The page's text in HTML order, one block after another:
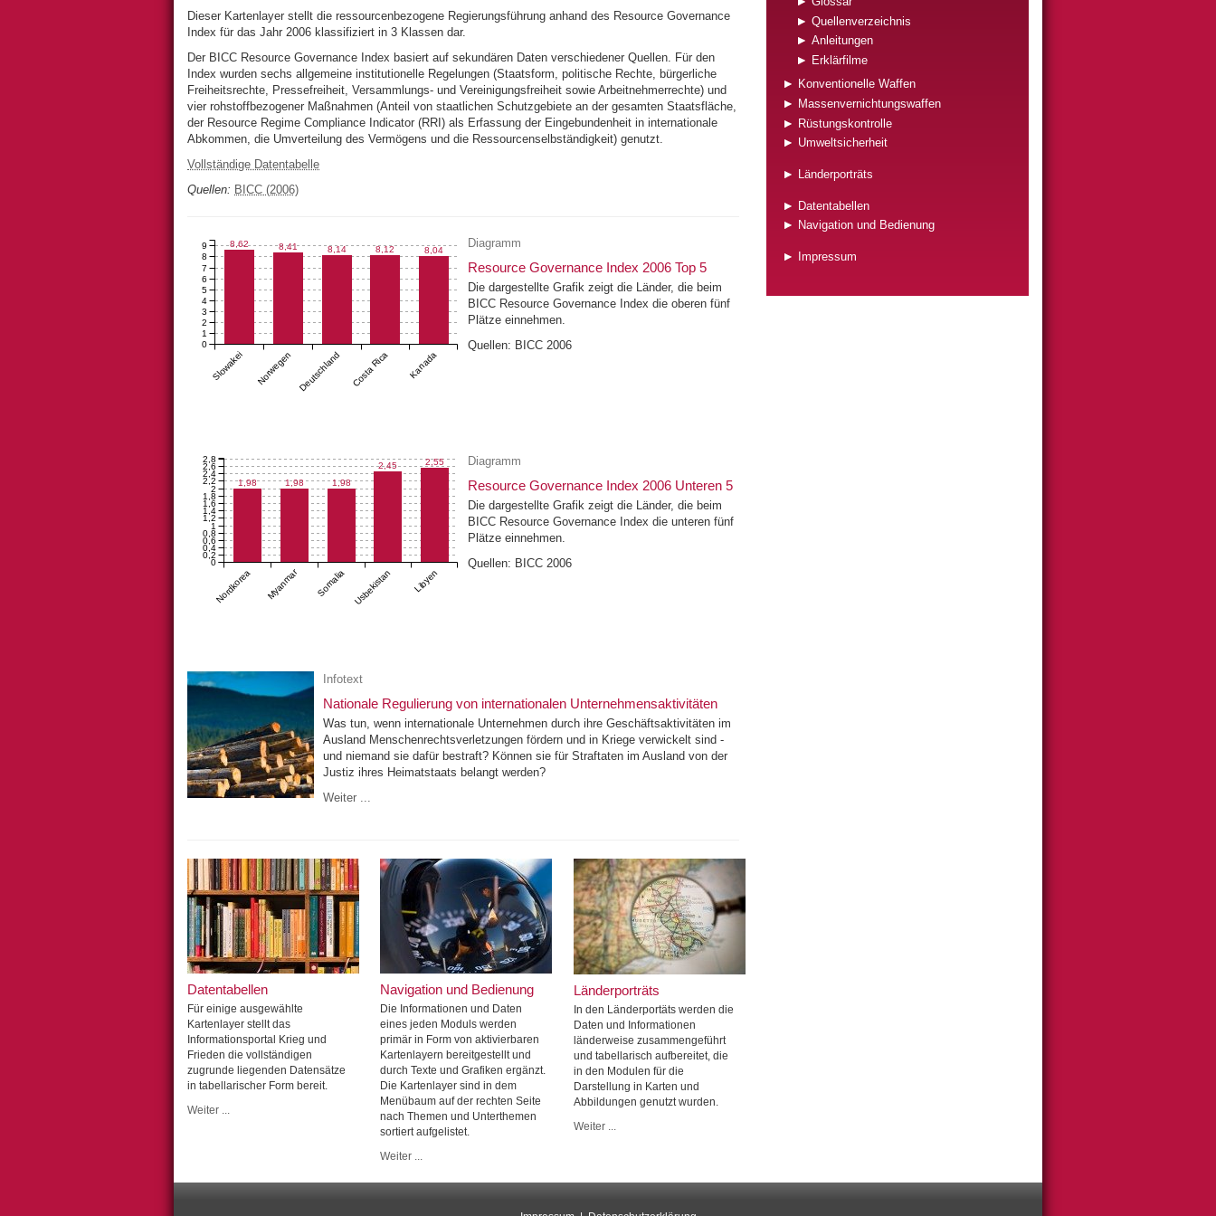
Quellenverzeichnis
Anleitungen
Erklärfilme
Konventionelle Waffen
Massenvernichtungswaffen
Rüstungskontrolle
Umweltsicherheit
Länderporträts
Datentabellen
Navigation und Bedienung
Impressum
Dieser Kartenlayer stellt die ressourcenbezogene Regierungsführung anhand des Resource Governance
Index für das Jahr 2006 klassifiziert in 3 Klassen dar.
Der BICC Resource Governance Index basiert auf sekundären Daten verschiedener Quellen. Für den
Index wurden sechs allgemeine institutionelle Regelungen (Staatsform, politische Rechte, bürgerliche
Freiheitsrechte, Pressefreiheit, Versammlungs- und Vereinigungsfreiheit sowie Arbeitnehmerrechte) und
vier rohstoffbezogener Maßnahmen (Anteil von staatlichen Schutzgebiete an der gesamten Staatsfläche,
der Resource Regime Compliance Indicator (RRI) als Erfassung der Eingebundenheit in internationale
Abkommen, die Umverteilung des Vermögens und die Ressourcenselbständigkeit) genutzt.
Vollständige Datentabelle
Quellen
BICC (2006)
8,62 8,41 8,14 8,12 8,04
Slowakei Norwegen Deutschland Costa Rica Kanada
0
1
2
3
4
5
6
7
8
9 Diagramm
Resource Governance Index 2006 Top 5
Die dargestellte Grafik zeigt die Länder, die beim
BICC Resource Governance Index die oberen fünf
Plätze einnehmen.
Quellen: BICC 2006
1,98 1,98 1,98
2,45 2,55
Nordkorea Myanmar Somalia Usbekistan Libyen
0
0,2
0,4
0,6
0,8
1
1,2
1,4
1,6
1,8
2
2,2
2,4
2,6
2,8 Diagramm
Resource Governance Index 2006 Unteren 5
Die dargestellte Grafik zeigt die Länder, die beim
BICC Resource Governance Index die unteren fünf
Plätze einnehmen.
Quellen: BICC 2006
Infotext
Nationale Regulierung von internationalen Unternehmensaktivitäten
Was tun, wenn internationale Unternehmen durch ihre Geschäftsaktivitäten im
Ausland Menschenrechtsverletzungen fördern und in Kriege verwickelt sind -
und niemand sie dafür bestraft? Können sie für Straftaten im Ausland von der
Justiz ihres Heimatstaats belangt werden?
Weiter ...
Datentabellen
Für einige ausgewählte
Kartenlayer stellt das
Informationsportal Krieg und
Frieden die vollständigen
zugrunde liegenden Datensätze
in tabellarischer Form bereit.
Weiter ...
Navigation und Bedienung
Die Informationen und Daten
eines jeden Moduls werden
primär in Form von aktivierbaren
Kartenlayern bereitgestellt und
durch Texte und Grafiken ergänzt.
Die Kartenlayer sind in dem
Menübaum auf der rechten Seite
nach Themen und Unterthemen
sortiert aufgelistet.
Weiter ...
Länderporträts
In den Länderportäts werden die
Daten und Informationen
länderweise zusammengeführt
und tabellarisch aufbereitet, die
in den Modulen für die
Darstellung in Karten und
Abbildungen genutzt wurden.
Weiter ...